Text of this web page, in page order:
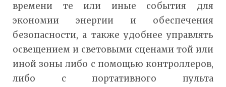
времени те или иные события для
экономии энергии и обеспечения
безопасности, а также удобнее управлять
освещением и световыми сценами той или
иной зоны либо с помощью контроллеров,
либо с портативного пульта